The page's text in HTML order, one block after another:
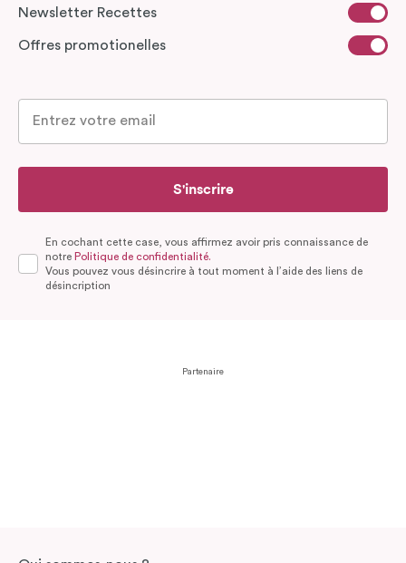
Newsletter Recettes
Offres promotionelles
S'inscrire
En cochant cette case, vous affirmez avoir pris connaissance de
notre Politique de confidentialité.
Vous pouvez vous désincrire à tout moment à l’aide des liens de
désincription
Partenaire